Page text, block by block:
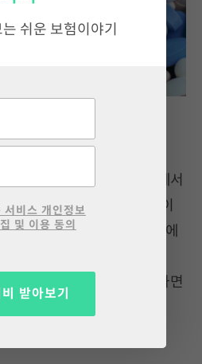
료도 비싸져요
(스쿨존)이나 횡단보도 등에서
동차 보험료 5~10% 할증이
역에서 속도위반 시 1 위반에
가 할증됩니다. 보행자가
보행자 보호 의무를 위반하면
위반에 보험료 10%를
신경 써야 합니다.
쉬운 보험이야기
서비스 개인정보
및 이용 동의
받아보기